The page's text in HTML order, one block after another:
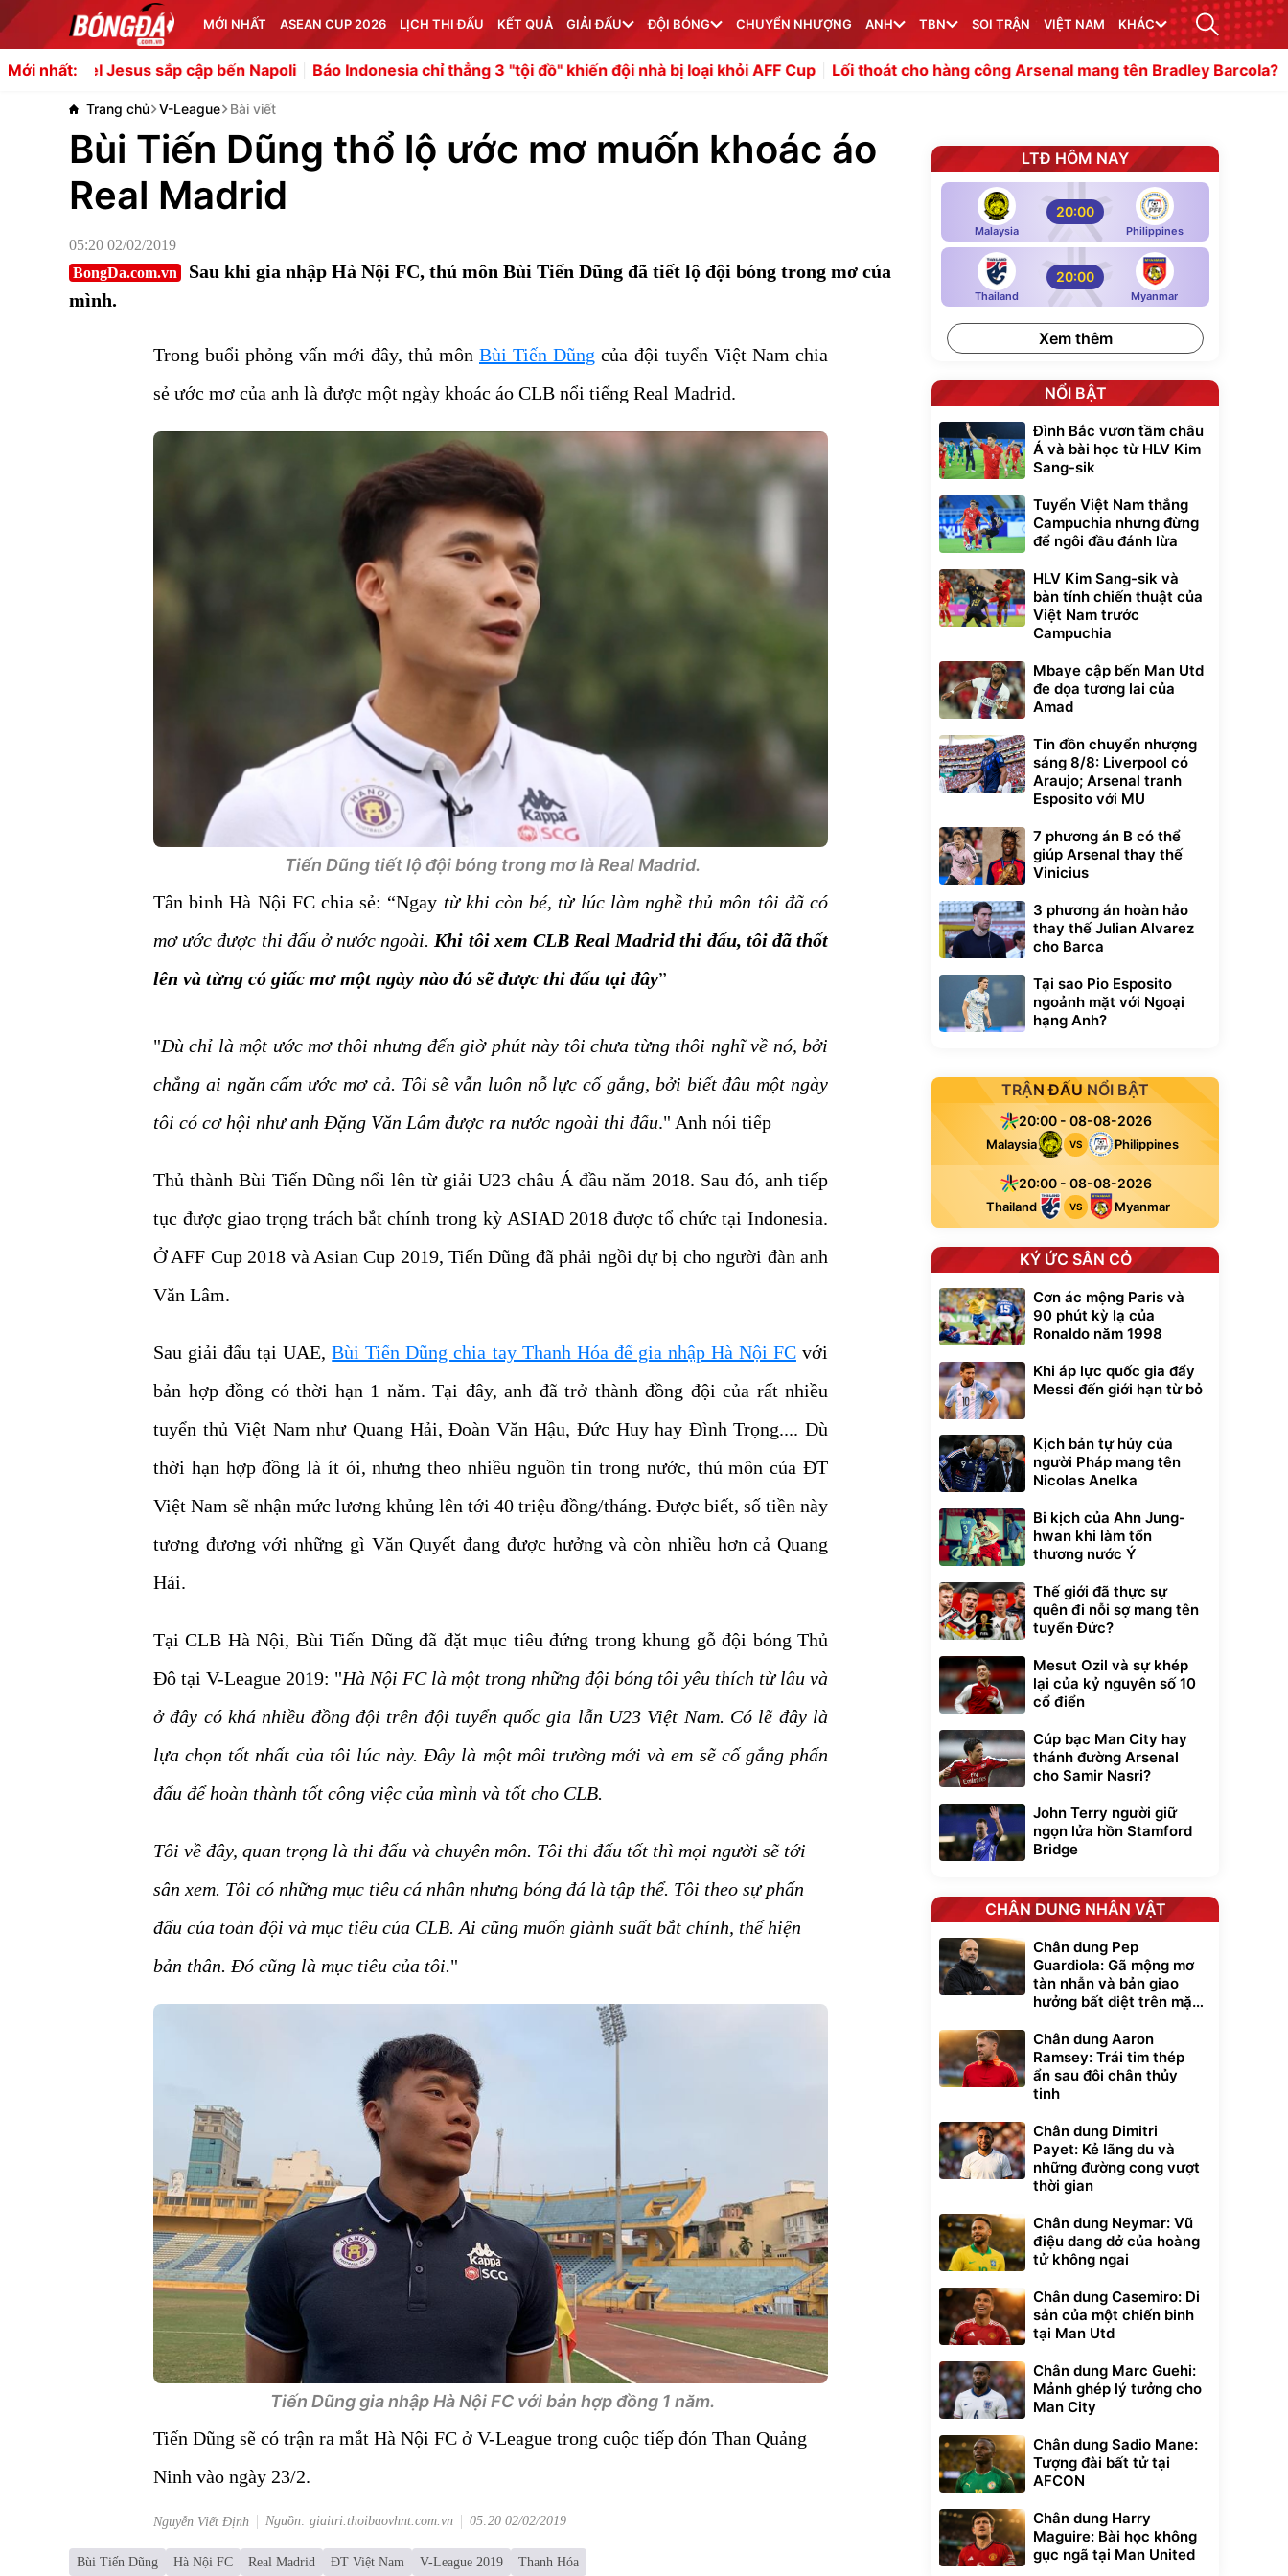
MỚI NHẤT ASEAN CUP 2026 LỊCH THI ĐẤU KẾT QUẢ GIẢI ĐẤU ĐỘI BÓNG CHUYỂN NHƯỢNG ANH TBN SOI TRẬN VIỆT NAM KHÁC
Mới nhất:sắp cập bến Napoli Báo Indonesia chỉ thẳng 3 "tội đồ" khiến đội nhà bị loại khỏi AFF Cup Lối thoát cho hàng công Arsenal mang tên Bradley Barcola? Tiết lộ vai
Trang chủ V-League Bài viết
Bùi Tiến Dũng thổ lộ ước mơ muốn khoác áo
Real Madrid
05:20 02/02/2019
BongDa.com.vn
Sau khi gia nhập Hà Nội FC, thủ môn Bùi Tiến Dũng đã tiết lộ đội bóng trong mơ của
mình.
Trong buổi phỏng vấn mới đây, thủ môn Bùi Tiến Dũng của đội tuyển Việt Nam chia
sẻ ước mơ của anh là được một ngày khoác áo CLB nổi tiếng Real Madrid.
Tiến Dũng tiết lộ đội bóng trong mơ là Real Madrid.
Tân binh Hà Nội FC chia sẻ: “Ngay từ khi còn bé, từ lúc làm nghề thủ môn tôi đã có
mơ ước được thi đấu ở nước ngoài. Khi tôi xem CLB Real Madrid thi đấu, tôi đã thốt
lên và từng có giấc mơ một ngày nào đó sẽ được thi đấu tại đây”
"Dù chỉ là một ước mơ thôi nhưng đến giờ phút này tôi chưa từng thôi nghĩ về nó, bởi
chẳng ai ngăn cấm ước mơ cả. Tôi sẽ vẫn luôn nỗ lực cố gắng, bởi biết đâu một ngày
tôi có cơ hội như anh Đặng Văn Lâm được ra nước ngoài thi đấu." Anh nói tiếp
Thủ thành Bùi Tiến Dũng nổi lên từ giải U23 châu Á đầu năm 2018. Sau đó, anh tiếp
tục được giao trọng trách bắt chính trong kỳ ASIAD 2018 được tổ chức tại Indonesia.
Ở AFF Cup 2018 và Asian Cup 2019, Tiến Dũng đã phải ngồi dự bị cho người đàn anh
Văn Lâm.
Sau giải đấu tại UAE,Bùi Tiến Dũng chia tay Thanh Hóa để gia nhập Hà Nội FCvới
bản hợp đồng có thời hạn 1 năm. Tại đây, anh đã trở thành đồng đội của rất nhiều
tuyển thủ Việt Nam như Quang Hải, Đoàn Văn Hậu, Đức Huy hay Đình Trọng.... Dù
thời hạn hợp đồng là ít ỏi, nhưng theo nhiều nguồn tin trong nước, thủ môn của ĐT
Việt Nam sẽ nhận mức lương khủng lên tới 40 triệu đồng/tháng. Được biết, số tiền này
tương đương với những gì Văn Quyết đang được hưởng và còn nhiều hơn cả Quang
Hải.
Tại CLB Hà Nội, Bùi Tiến Dũng đã đặt mục tiêu đứng trong khung gỗ đội bóng Thủ
Đô tại V-League 2019: "Hà Nội FC là một trong những đội bóng tôi yêu thích từ lâu và
ở đây có khá nhiều đồng đội trên đội tuyển quốc gia lẫn U23 Việt Nam. Có lẽ đây là
lựa chọn tốt nhất của tôi lúc này. Đây là một môi trường mới và em sẽ cố gắng phấn
đấu để hoàn thành tốt công việc của mình và tốt cho CLB.
Tôi về đây, quan trọng là thi đấu và chuyên môn. Tôi thi đấu tốt thì mọi người sẽ tới
sân xem. Tôi có những mục tiêu cá nhân nhưng bóng đá là tập thể. Tôi theo sự phấn
đấu của toàn đội và mục tiêu của CLB. Ai cũng muốn giành suất bắt chính, thể hiện
bản thân. Đó cũng là mục tiêu của tôi."
Tiến Dũng gia nhập Hà Nội FC với bản hợp đồng 1 năm.
Tiến Dũng sẽ có trận ra mắt Hà Nội FC ở V-League trong cuộc tiếp đón Than Quảng
Ninh vào ngày 23/2.
Nguyễn Viết Định Nguồn: giaitri.thoibaovhnt.com.vn 05:20 02/02/2019
Bùi Tiến Dũng Hà Nội FC Real Madrid ĐT Việt Nam V-League 2019 Thanh Hóa
LTĐ HÔM NAY
Malaysia
20:00
Philippines
Thailand
20:00
Myanmar
Xem thêm
NỔI BẬT
Đình Bắc vươn tầm châu
Á và bài học từ HLV Kim
Sang-sik
Tuyển Việt Nam thắng
Campuchia nhưng đừng
để ngôi đầu đánh lừa
HLV Kim Sang-sik và
bàn tính chiến thuật của
Việt Nam trước
Campuchia
Mbaye cập bến Man Utd
đe dọa tương lai của
Amad
Tin đồn chuyển nhượng
sáng 8/8: Liverpool có
Araujo; Arsenal tranh
Esposito với MU
7 phương án B có thể
giúp Arsenal thay thế
Vinicius
3 phương án hoàn hảo
thay thế Julian Alvarez
cho Barca
Tại sao Pio Esposito
ngoảnh mặt với Ngoại
hạng Anh?
TRẬN ĐẤU NỔI BẬT
20:00 - 08-08-2026
Malaysia VS Philippines
20:00 - 08-08-2026
Thailand VS Myanmar
KÝ ỨC SÂN CỎ
Cơn ác mộng Paris và
90 phút kỳ lạ của
Ronaldo năm 1998
Khi áp lực quốc gia đẩy
Messi đến giới hạn từ bỏ
Kịch bản tự hủy của
người Pháp mang tên
Nicolas Anelka
Bi kịch của Ahn Jung-
hwan khi làm tổn
thương nước Ý
Thế giới đã thực sự
quên đi nỗi sợ mang tên
tuyển Đức?
Mesut Ozil và sự khép
lại của kỷ nguyên số 10
cổ điển
Cúp bạc Man City hay
thánh đường Arsenal
cho Samir Nasri?
John Terry người giữ
ngọn lửa hồn Stamford
Bridge
CHÂN DUNG NHÂN VẬT
Chân dung Pep
Guardiola: Gã mộng mơ
tàn nhẫn và bản giao
hưởng bất diệt trên mặt
Chân dung Aaron
Ramsey: Trái tim thép
ẩn sau đôi chân thủy
tinh
Chân dung Dimitri
Payet: Kẻ lãng du và
những đường cong vượt
thời gian
Chân dung Neymar: Vũ
điệu dang dở của hoàng
tử không ngai
Chân dung Casemiro: Di
sản của một chiến binh
tại Man Utd
Chân dung Marc Guehi:
Mảnh ghép lý tưởng cho
Man City
Chân dung Sadio Mane:
Tượng đài bất tử tại
AFCON
Chân dung Harry
Maguire: Bài học không
gục ngã tại Man United